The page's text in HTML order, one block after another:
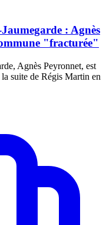
: Agnès
"fracturée"
Agnès Peyronnet, est
suite de Régis Martin en